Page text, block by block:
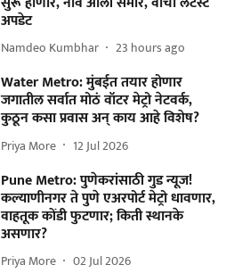
अपडेट
Namdeo Kumbhar 23 hours ago
Water Metro: मुंबईत तयार होणार
जगातील सर्वात मोठं वॉटर मेट्रो नेटवर्क,
कुठून कसा प्रवास अन् काय आहे विशेष?
Priya More 12 Jul 2026
Pune Metro: पुणेकरांसाठी गुड न्यूज!
कल्याणीनगर ते पुणे एअरपोर्ट मेट्रो धावणार,
वाहतूक कोंडी फुटणार; किती स्थानके
असणार?
Priya More 02 Jul 2026